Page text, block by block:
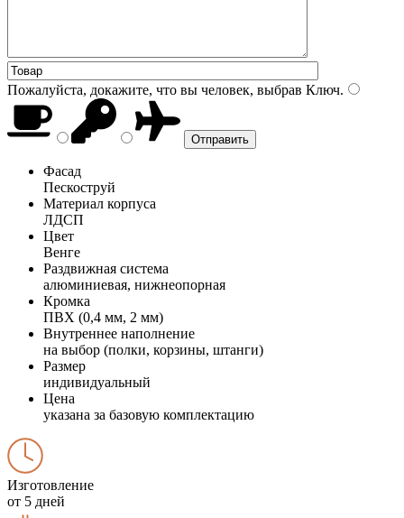
Пожалуйста, докажите, что вы человек, выбрав Ключ.
Фасад
Пескоструй
Материал корпуса
ЛДСП
Цвет
Венге
Раздвижная система
алюминиевая, нижнеопорная
Кромка
ПВХ (0,4 мм, 2 мм)
Внутреннее наполнение
на выбор (полки, корзины, штанги)
Размер
индивидуальный
Цена
указана за базовую комплектацию
Изготовление
от 5 дней